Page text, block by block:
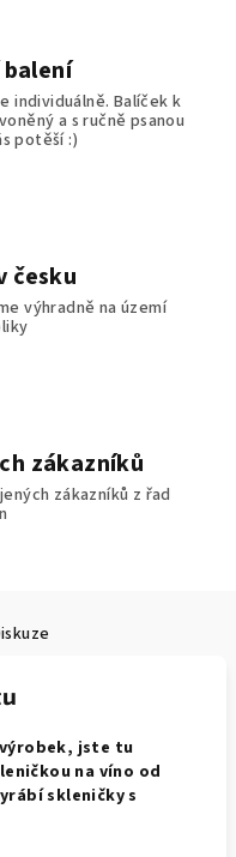
individuálně. Balíček k
a s ručně psanou
potěší :)
česku
výhradně na území
zákazníků
zákazníků z řad
jste tu
na víno od
skleničky s